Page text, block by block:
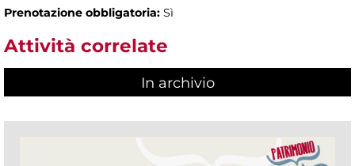
Prenotazione obbligatoria: Sì
Attività correlate
In archivio